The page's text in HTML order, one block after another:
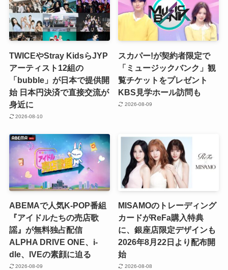
TWICEやStray KidsらJYP
アーティスト12組の
「bubble」が日本で提供開
始 日本円決済で直接交流が
身近に
2026-08-10
スカパー!が契約者限定で
「ミュージックバンク」観
覧チケットをプレゼント
KBS見学ホール訪問も
2026-08-09
ABEMAで人気K-POP番組
『アイドルたちの売店歌
謡』が無料独占配信
ALPHA DRIVE ONE、i-
dle、IVEの素顔に迫る
2026-08-09
MISAMOのトレーディング
カードがReFa購入特典
に、銀座店限定デザインも
2026年8月22日より配布開
始
2026-08-08